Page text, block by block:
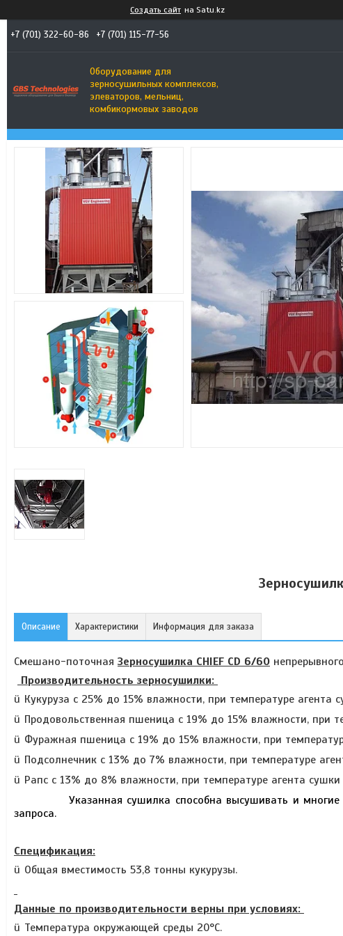
Создать сайт на Satu.kz
+7 (701) 322-60-86 +7 (701) 115-77-56
Оборудование для
зерносушильных комплексов,
элеваторов, мельниц,
комбикормовых заводов
Описание Характеристики Информация для заказа
Смешано-поточная Зерносушилка CHIEF CD 6/60
Производительность зерносушилки:
ü Кукуруза с 25% до 15% влажности, при температуре агента
ü Продовольственная пшеница с 19% до 15% влажности, при
ü Фуражная пшеница с 19% до 15% влажности, при
ü Подсолнечник с 13% до 7% влажности, при температуре
ü Рапс с 13% до 8% влажности, при температуре агента
Указанная сушилка способна высушивать и многие
запроса.
Спецификация:
ü Общая вместимость 53,8 тонны кукурузы.
Данные по производительности верны при условиях:
ü Температура окружающей среды 20°C.